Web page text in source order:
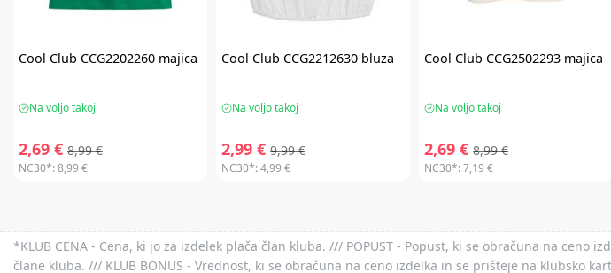
Cool Club CCG2202260 majica
Na voljo takoj
2,69 € 8,99 €
NC30*:8,99 €
Cool Club CCG2212630 bluza
Na voljo takoj
2,99 € 9,99 €
NC30*:4,99 €
Cool Club CCG2502293 majica
Na voljo takoj
2,69 € 8,99 €
NC30*:7,19 €
*KLUB CENA - Cena, ki jo za izdelek plača član kluba. /// POPUST - Popust, ki se obračuna na ceno
člane kluba. /// KLUB BONUS - Vrednost, ki se obračuna na ceno izdelka in se prišteje na klubsko